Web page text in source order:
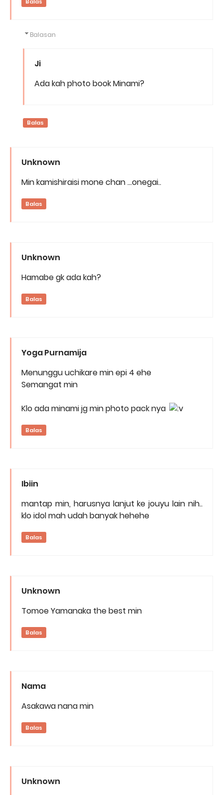
Balasan
Ji
Ada kah photo book Minami?
Balas
Unknown
Min kamishiraisi mone chan ...onegai..
Balas
Unknown
Hamabe gk ada kah?
Balas
Yoga Purnamija
Menunggu uchikare min epi 4 ehe
Semangat min
Klo ada minami jg min photo pack nya
Balas
Ibiin
mantap min, harusnya lanjut ke jouyu lain nih..
klo idol mah udah banyak hehehe
Balas
Unknown
Tomoe Yamanaka the best min
Balas
Nama
Asakawa nana min
Balas
Unknown